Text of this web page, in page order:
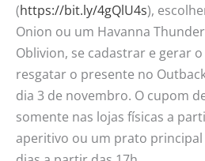
(https://bit.ly/4gQlU4s),
Onion ou um Havanna
Oblivion, se cadastrar e gerar
resgatar o presente no
dia 3 de novembro. O cupom
somente nas lojas físicas a
aperitivo ou um prato principal